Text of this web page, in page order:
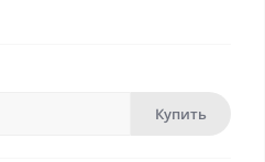
Купить